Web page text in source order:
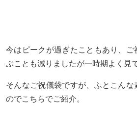
今はピークが過ぎたこともあり、ご
ぶことも減りましたが一時期よく見
そんなご祝儀袋ですが、ふとこんな
のでこちらでご紹介。